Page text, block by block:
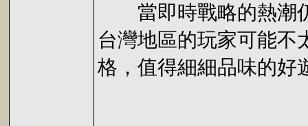
當即時戰略的熱潮仍
台灣地區的玩家可能不
格，值得細細品味的好